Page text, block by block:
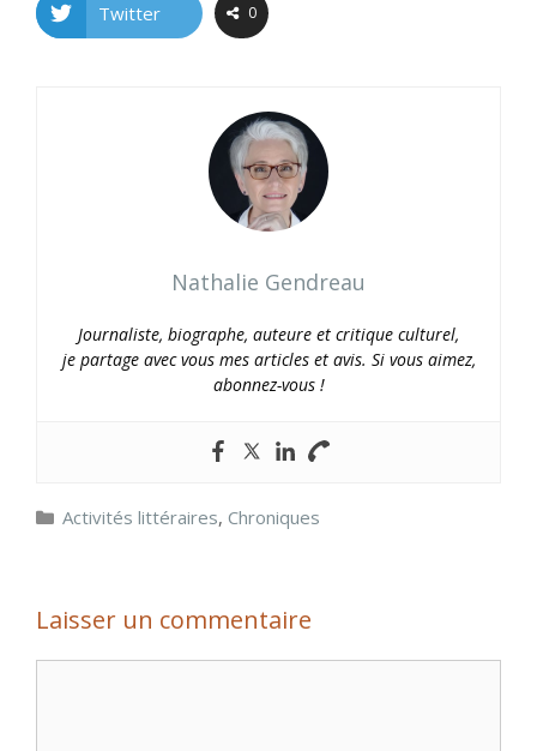
Twitter 0
Nathalie Gendreau
Journaliste, biographe, auteure et critique culturel,
je partage avec vous mes articles et avis. Si vous aimez,
abonnez-vous !
Catégories
Activités littéraires, Chroniques
Laisser un commentaire